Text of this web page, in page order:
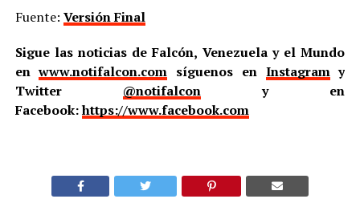
Fuente: Versión Final
Sigue las noticias de Falcón, Venezuela y el Mundo
enwww.notifalcon.com síguenos en Instagramy
Twitter @notifalcony en
Facebook:https://www.facebook.com